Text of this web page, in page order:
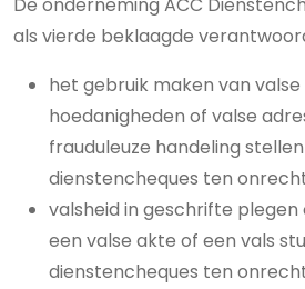
als vierde beklaagde
het gebruik maken van valse
hoedanigheden of valse
frauduleuze handeling
dienstencheques ten
valsheid in geschrifte plegen
een valse akte of een vals
dienstencheques ten